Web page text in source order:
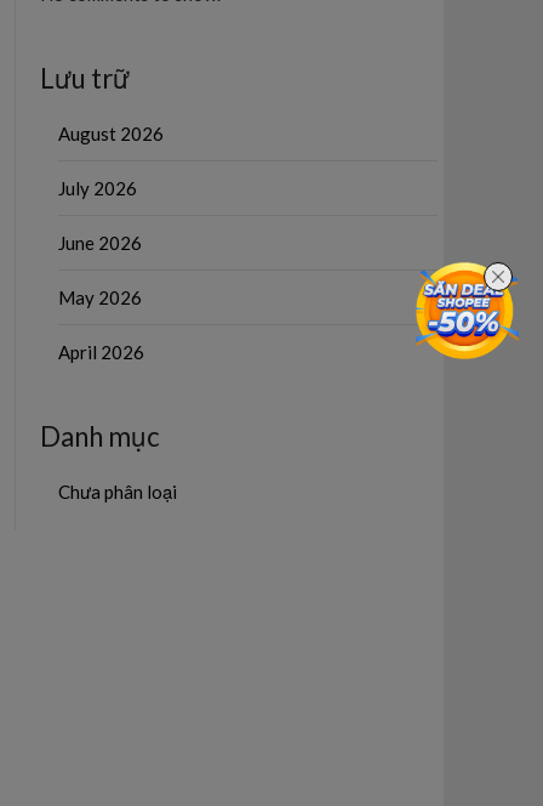
Lưu trữ
August 2026
July 2026
June 2026
May 2026
April 2026
Danh mục
Chưa phân loại